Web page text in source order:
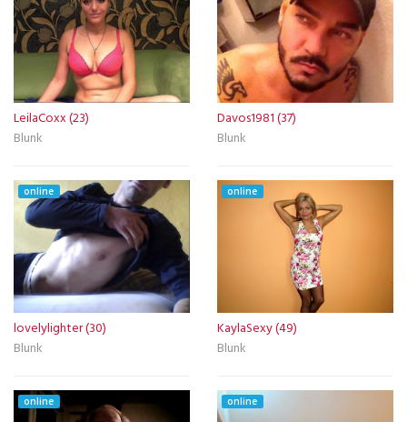
LeilaCoxx (23)
Blunk
Davos1981 (37)
Blunk
online
lovelylighter (30)
Blunk
online
KaylaSexy (49)
Blunk
online online